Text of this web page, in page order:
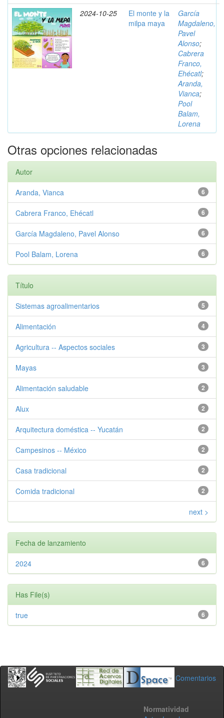
2024-10-25
El monte y la
milpa maya
García
Magdaleno,
Pavel
Alonso;
Cabrera
Franco,
Ehécatl;
Aranda,
Vianca;
Pool
Balam,
Lorena
Otras opciones relacionadas
Autor
6
Aranda, Vianca
6
Cabrera Franco, Ehécatl
6
García Magdaleno, Pavel Alonso
6
Pool Balam, Lorena
Título
5
Sistemas agroalimentarios
4
Alimentación
3
Agricultura -- Aspectos sociales
3
Mayas
2
Alimentación saludable
2
Alux
2
Arquitectura doméstica -- Yucatán
2
Campesinos -- México
2
Casa tradicional
2
Comida tradicional
next >
Fecha de lanzamiento
6
2024
Has File(s)
6
true
Comentarios
Normatividad